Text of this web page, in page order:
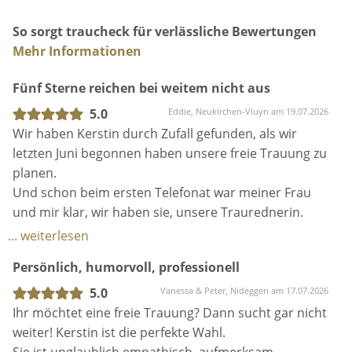
Das kann natürlich ein Song sein, mit dem ihr was
Besonderes verbindet, das darf aber auch einfach n
Bedeutung sein. Das finden wir gemeinsam raus!
Egal, ob ihr euch Live-Gesang mit Instrumental-
Playbacks oder mit professioneller Live-Begleitung
wünscht – Mit Euren Vorstellungen und Wünschen
zauber ich euch ganz besondere und persönliche
Erinnerungen an euren großen Tag! <3
Ich freue mich riesig, euch ganz unverbindlich
kennenzulernen. 😊 💌: info@kerstinbreuer.com
So sorgt traucheck für verlässliche Bewertungen
Mehr Informationen
Fünf Sterne reichen bei weitem nicht aus
5.0
Eddie, Neukirchen-Vluyn am 19.07.2026
Wir haben Kerstin durch Zufall gefunden, als wir
letzten Juni begonnen haben unsere freie Trauung zu
planen.
Und schon beim ersten Telefonat war meiner Frau
und mir klar, wir haben sie, unsere Traurednerin.
Ihre offene, lustige und einfach rundum positive
Gesangsstimme haben uns einfach umgehauen.
Auch hat sie uns direkt offen und ehrlich Feedback
gegeben. Welches Ritual kann gut klappen, was kann
... weiterlesen
Persönlich, humorvoll, professionell
5.0
Vanessa & Peter, Nideggen am 17.07.2026
Ihr möchtet eine freie Trauung? Dann sucht gar nicht
weiter! Kerstin ist die perfekte Wahl.